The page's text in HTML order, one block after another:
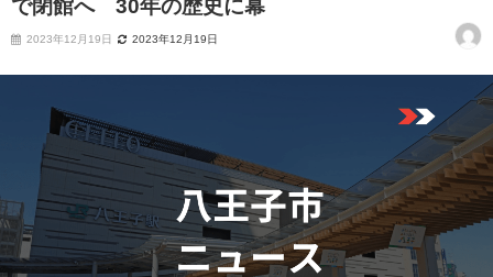
で閉館へ 30年の歴史に幕
2023年12月19日 2023年12月19日